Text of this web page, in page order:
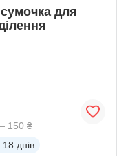
для
150 ₴
18 днів